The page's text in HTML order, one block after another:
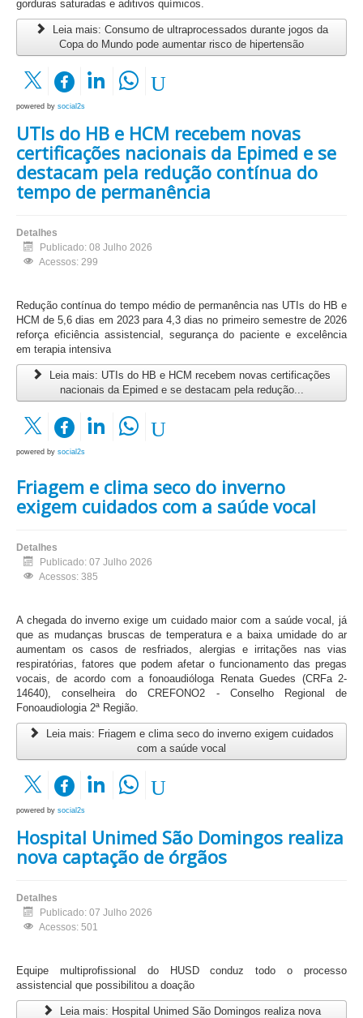
gorduras saturadas e aditivos químicos.
Leia mais: Consumo de ultraprocessados durante jogos da
Copa do Mundo pode aumentar risco de hipertensão
powered by social2s
UTIs do HB e HCM recebem novas
certificações nacionais da Epimed e se
destacam pela redução contínua do
tempo de permanência
Detalhes
Publicado: 08 Julho 2026
Acessos: 299
Redução contínua do tempo médio de permanência nas UTIs do HB e
HCM de 5,6 dias em 2023 para 4,3 dias no primeiro semestre de 2026
reforça eficiência assistencial, segurança do paciente e excelência
em terapia intensiva
Leia mais: UTIs do HB e HCM recebem novas certificações
nacionais da Epimed e se destacam pela redução...
powered by social2s
Friagem e clima seco do inverno
exigem cuidados com a saúde vocal
Detalhes
Publicado: 07 Julho 2026
Acessos: 385
A chegada do inverno exige um cuidado maior com a saúde vocal, já
que as mudanças bruscas de temperatura e a baixa umidade do ar
aumentam os casos de resfriados, alergias e irritações nas vias
respiratórias, fatores que podem afetar o funcionamento das pregas
vocais, de acordo com a fonoaudióloga Renata Guedes (CRFa 2-
14640), conselheira do CREFONO2 - Conselho Regional de
Fonoaudiologia 2ª Região.
Leia mais: Friagem e clima seco do inverno exigem cuidados
com a saúde vocal
powered by social2s
Hospital Unimed São Domingos realiza
nova captação de órgãos
Detalhes
Publicado: 07 Julho 2026
Acessos: 501
Equipe multiprofissional do HUSD conduz todo o processo
assistencial que possibilitou a doação
Leia mais: Hospital Unimed São Domingos realiza nova